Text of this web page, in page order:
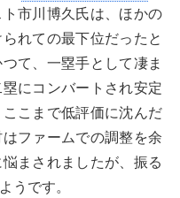
市川博久氏は、ほかの
れての最下位だったと
て、一塁手として凄ま
にコンバートされ安定
こまで低評価に沈んだ
ファームでの調整を余
まされましたが、振る
うです。